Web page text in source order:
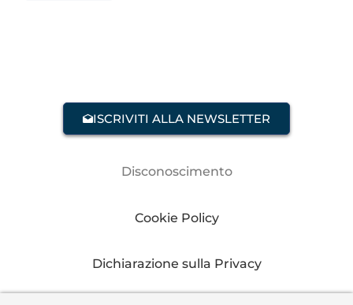
ISCRIVITI ALLA NEWSLETTER
Disconoscimento
Cookie Policy
Dichiarazione sulla Privacy